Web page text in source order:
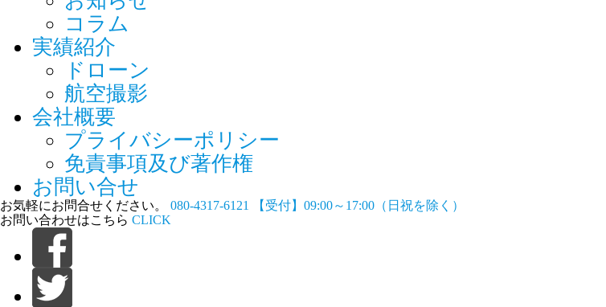
コラム
実績紹介
ドローン
航空撮影
会社概要
プライバシーポリシー
免責事項及び著作権
お問い合せ
お気軽にお問合せください。 080-4317-6121
【受付】09:00～17:00（日祝を除く）
お問い合わせはこちら CLICK